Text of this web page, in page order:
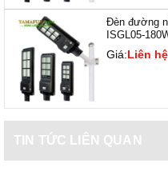
Đèn đường
ISGL05-
Giá:Liên hệ
TIN TỨC LIÊN QUAN